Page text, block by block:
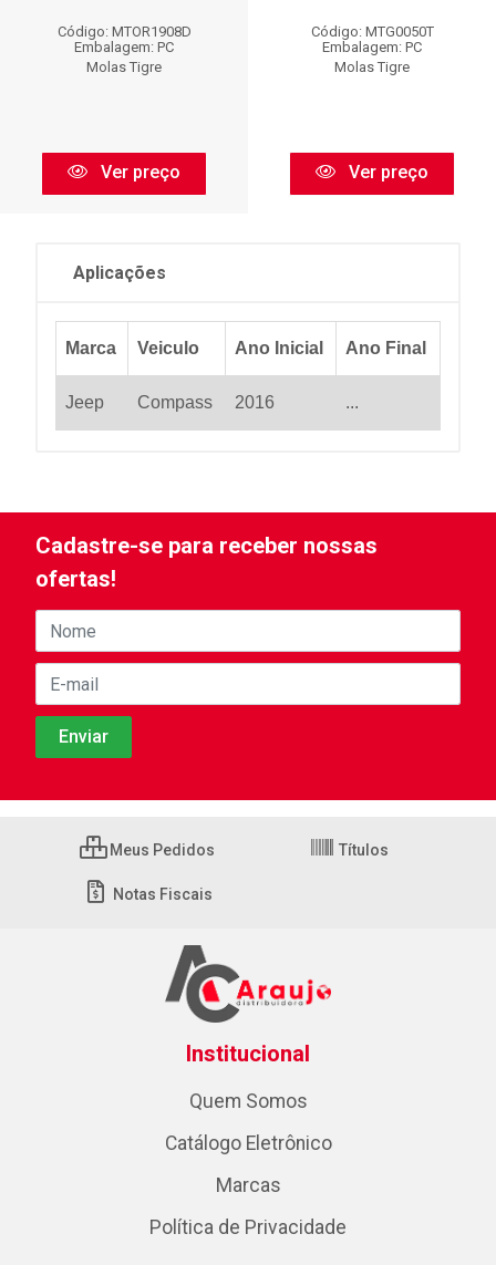
Código: MTOR1908D
Embalagem: PC
Molas Tigre
Ver preço
Código: MTG0050T
Embalagem: PC
Molas Tigre
Ver preço
Aplicações
Marca Veiculo Ano Inicial Ano Final
Jeep Compass 2016 ...
Cadastre-se para receber nossas
ofertas!
Meus Pedidos Títulos
Notas Fiscais
Institucional
Quem Somos
Catálogo Eletrônico
Marcas
Política de Privacidade